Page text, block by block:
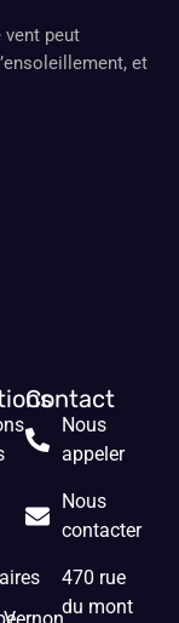
vent peut
et
Contact
Nous
appeler
Nous
contacter
470 rue
du mont